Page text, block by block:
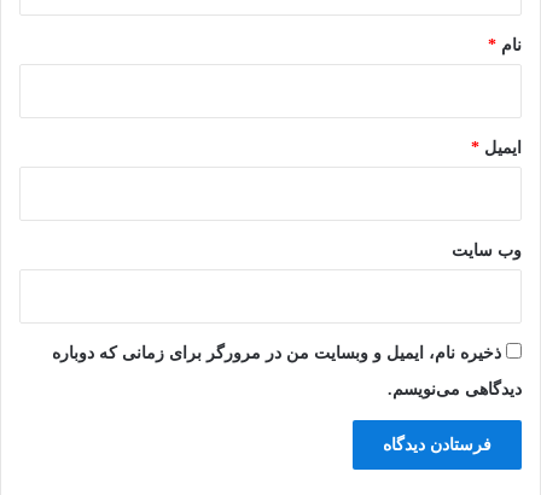
نام *
ایمیل *
وب‌ سایت
ذخیره نام، ایمیل و وبسایت من در مرورگر برای زمانی که دوباره
دیدگاهی می‌نویسم.